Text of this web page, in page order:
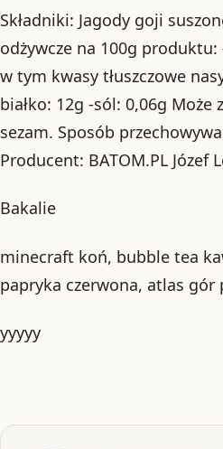
Składniki: Jagody goji
odżywcze na 100g produktu:
w tym kwasy tłuszczowe
białko: 12g -sól: 0,06g
sezam. Sposób
Producent: BATOM.PL Józef
Bakalie
minecraft koń, bubble tea
papryka czerwona, atlas
yyyyy